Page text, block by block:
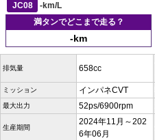
JC08
-km/L
満タンでどこまで走る？
-km
排気量 658cc
ミッション インパネCVT
最大出力 52ps/6900rpm
生産期間
2024年11月～202
6年06月